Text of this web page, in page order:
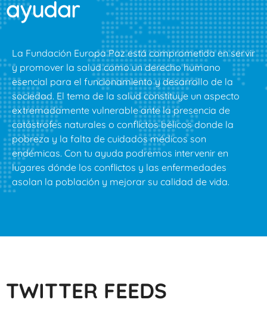
ayudar
La Fundación Europa Paz está comprometida en servir
y promover la salud como un derecho humano
esencial para el funcionamiento y desarrollo de la
sociedad. El tema de la salud constituye un aspecto
extremadamente vulnerable ante la presencia de
catástrofes naturales o conflictos bélicos donde la
pobreza y la falta de cuidados médicos son
endémicas. Con tu ayuda podremos intervenir en
lugares dónde los conflictos y las enfermedades
asolan la población y mejorar su calidad de vida.
TWITTER FEEDS